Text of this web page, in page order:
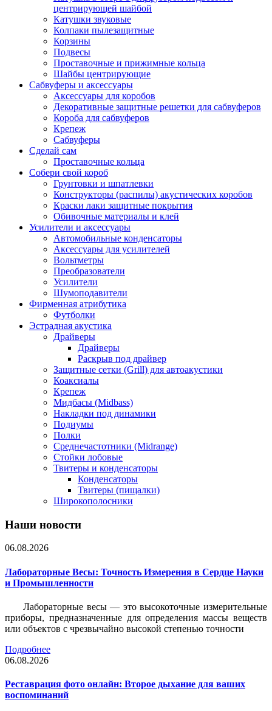
центрирующей шайбой
Катушки звуковые
Колпаки пылезащитные
Корзины
Подвесы
Проставочные и прижимные кольца
Шайбы центрирующие
Сабвуферы и аксессуары
Аксессуары для коробов
Декоративные защитные решетки для сабвуферов
Короба для сабвуферов
Крепеж
Сабвуферы
Сделай сам
Проставочные кольца
Собери свой короб
Грунтовки и шпатлевки
Конструкторы (распилы) акустических коробов
Краски лаки защитные покрытия
Обивочные материалы и клей
Усилители и аксессуары
Автомобильные конденсаторы
Аксессуары для усилителей
Вольтметры
Преобразователи
Усилители
Шумоподавители
Фирменная атрибутика
Футболки
Эстрадная акустика
Драйверы
Драйверы
Раскрыв под драйвер
Защитные сетки (Grill) для автоакустики
Коаксиалы
Крепеж
Мидбасы (Midbass)
Накладки под динамики
Подиумы
Полки
Среднечастотники (Midrange)
Стойки лобовые
Твитеры и конденсаторы
Конденсаторы
Твитеры (пищалки)
Широкополосники
Наши новости
06.08.2026
Лабораторные Весы: Точность Измерения в Сердце Науки
и Промышленности
Лабораторные весы — это высокоточные измерительные
приборы, предназначенные для определения массы веществ
или объектов с чрезвычайно высокой степенью точности
Подробнее
06.08.2026
Реставрация фото онлайн: Второе дыхание для ваших
воспоминаний